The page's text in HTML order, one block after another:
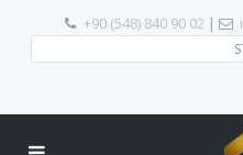
+90 (548) 840 90 02 |